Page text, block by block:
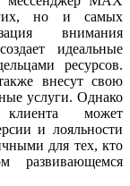
но и самых
внимания
идеальные
ресурсов.
внесут свою
услуги. Однако
клиента может
и лояльности
для тех, кто